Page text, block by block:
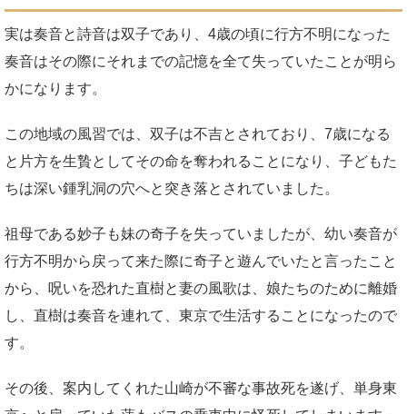
実は奏音と詩音は双子であり、4歳の頃に行方不明になった
奏音はその際にそれまでの記憶を全て失っていたことが明ら
かになります。
この地域の風習では、双子は不吉とされており、7歳になる
と片方を生贄としてその命を奪われることになり、子どもた
ちは深い鍾乳洞の穴へと突き落とされていました。
祖母である妙子も妹の奇子を失っていましたが、幼い奏音が
行方不明から戻って来た際に奇子と遊んでいたと言ったこと
から、呪いを恐れた直樹と妻の風歌は、娘たちのために離婚
し、直樹は奏音を連れて、東京で生活することになったので
す。
その後、案内してくれた山崎が不審な事故死を遂げ、単身東